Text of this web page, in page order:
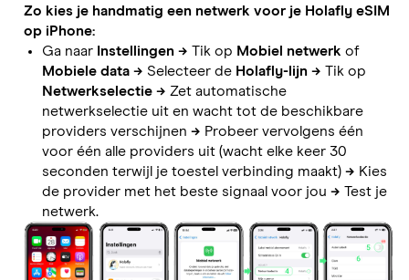
Zo kies je handmatig een netwerk voor je Holafly eSIM
op iPhone:
Ga naar Instellingen → Tik op Mobiel netwerk of
Mobiele data → Selecteer de Holafly-lijn → Tik op
Netwerkselectie → Zet automatische
netwerkselectie uit en wacht tot de beschikbare
providers verschijnen → Probeer vervolgens één
voor één alle providers uit (wacht elke keer 30
seconden terwijl je toestel verbinding maakt) → Kies
de provider met het beste signaal voor jou → Test je
netwerk.